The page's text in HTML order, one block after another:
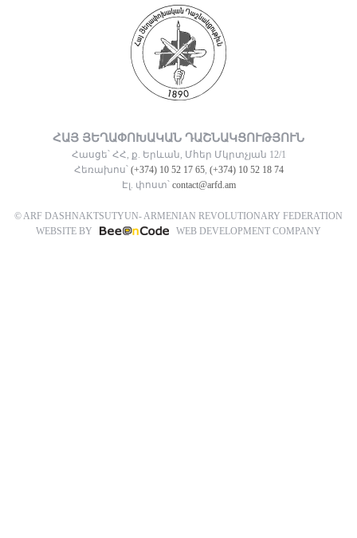
ՀԱՅ ՅԵՂԱՓՈԽԱԿԱՆ ԴԱՇՆԱԿՑՈՒԹՅՈՒՆ
Հասցե՝ ՀՀ, ք. Երևան, Մհեր Մկրտչյան 12/1
Հեռախոս՝ (+374) 10 52 17 65, (+374) 10 52 18 74
Էլ. փոստ՝ contact@arfd.am
© ARF DASHNAKTSUTYUN- ARMENIAN REVOLUTIONARY FEDERATION
WEBSITE BY
WEB DEVELOPMENT COMPANY